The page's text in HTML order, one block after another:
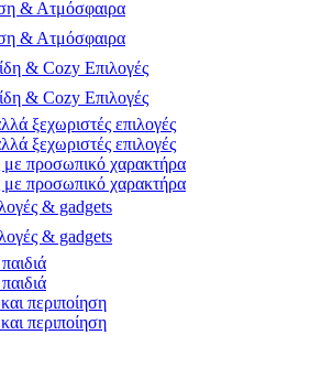
& Ατμόσφαιρα
& Ατμόσφαιρα
& Cozy Επιλογές
& Cozy Επιλογές
ξεχωριστές επιλογές
ξεχωριστές επιλογές
με προσωπικό χαρακτήρα
με προσωπικό χαρακτήρα
& gadgets
& gadgets
περιποίηση
περιποίηση